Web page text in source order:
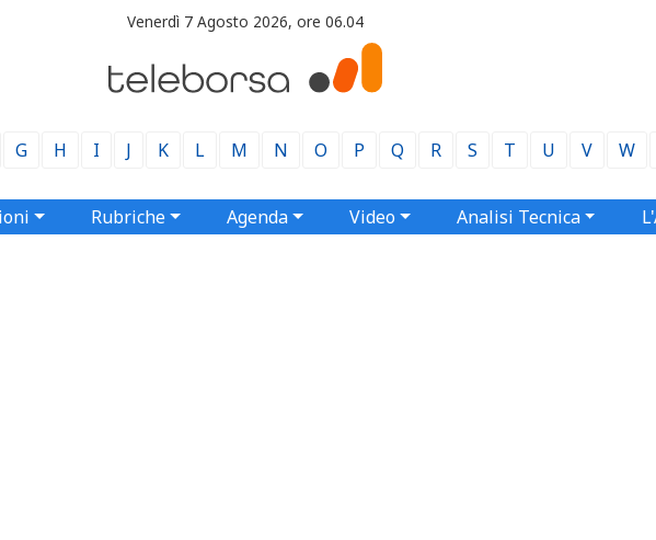
Venerdì 7 Agosto 2026, ore 06.04
G H I J K L M N O P Q R S T U V W
Rubriche Agenda Video Analisi Tecnica